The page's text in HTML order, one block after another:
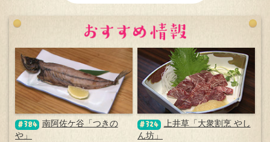
#384 南阿佐ケ谷「つきの
や」
#324 上井草「大衆割烹 やし
ん坊」